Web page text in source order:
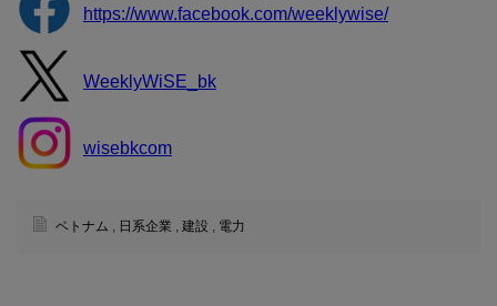
https://www.facebook.com/weeklywise/
WeeklyWiSE_bk
wisebkcom
ベトナム , 日系企業 , 建設 , 電力